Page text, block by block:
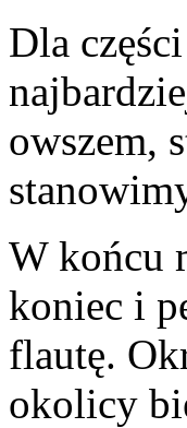
Dla
owszem,
W końcu
koniec i
flautę.
okolicy